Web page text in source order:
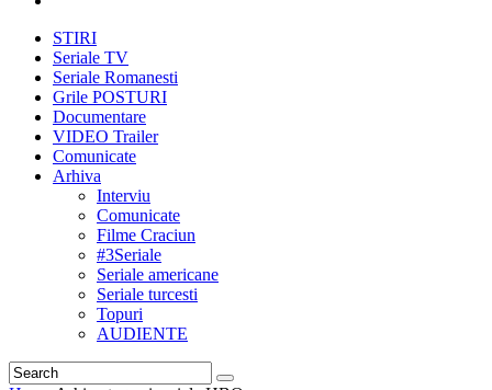
STIRI
Seriale TV
Seriale Romanesti
Grile POSTURI
Documentare
VIDEO Trailer
Comunicate
Arhiva
Interviu
Comunicate
Filme Craciun
#3Seriale
Seriale americane
Seriale turcesti
Topuri
AUDIENTE